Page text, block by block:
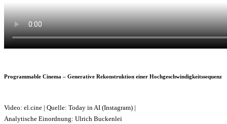
Programmable Cinema – Generative Rekonstruktion einer Hochgeschwindigkeitssequenz
Video: el.cine | Quelle: Today in AI (Instagram) |
Analytische Einordnung: Ulrich Buckenlei